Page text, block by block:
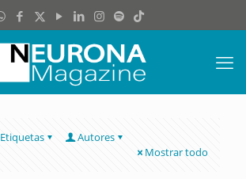
Etiquetas
Autores
Mostrar todo